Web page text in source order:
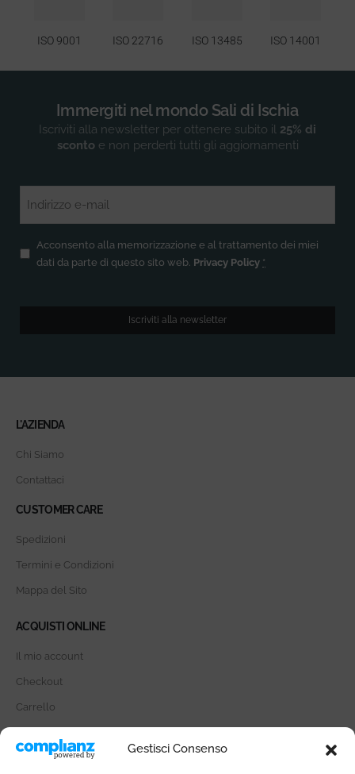
Gestisci Consenso
ISO 9001 ISO 22716 ISO 13485 ISO 14001
Immergiti nel mondo Sali di Ischia
Iscriviti alla newsletter per ottenere subito il 25% di
scontoe non perderti tutti gli aggiornamenti
Privacy(Obbligatorio)
Acconsento alla memorizzazione e al trattamento dei miei
dati da parte di questo sito web. Privacy Policy *
Iscriviti alla newsletter
L'AZIENDA
Chi Siamo
Contattaci
CUSTOMER CARE
Spedizioni
Termini e Condizioni
Mappa del Sito
ACQUISTI ONLINE
Il mio account
Checkout
Carrello
SOCIAL MEDIA